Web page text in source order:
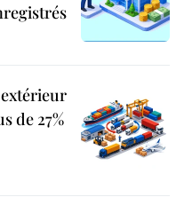
de 27%